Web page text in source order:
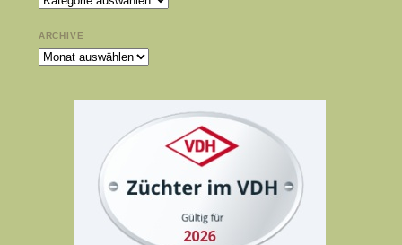
ARCHIVE
Archive